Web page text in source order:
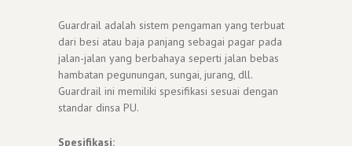
Guardrail adalah sistem pengaman yang terbuat
dari besi atau baja panjang sebagai pagar pada
jalan-jalan yang berbahaya seperti jalan bebas
hambatan pegunungan, sungai, jurang, dll.
Guardrail ini memiliki spesifikasi sesuai dengan
standar dinsa PU.
Spesifikasi: